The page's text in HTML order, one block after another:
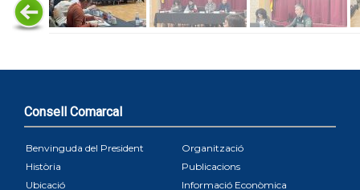
Consell Comarcal
Benvinguda del President
Organització
Història
Publicacions
Ubicació
Informació Econòmica